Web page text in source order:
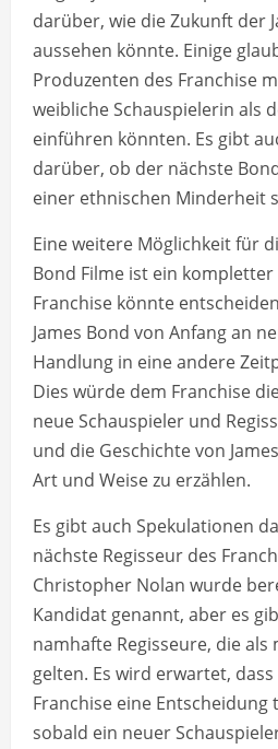
darüber, wie die Zukunft der
aussehen könnte. Einige
Produzenten des Franchise
weibliche Schauspielerin als
einführen könnten. Es gibt
darüber, ob der nächste
einer ethnischen Minderheit
Eine weitere Möglichkeit für
Bond Filme ist ein
Franchise könnte
James Bond von Anfang an
Handlung in eine andere
Dies würde dem Franchise
neue Schauspieler und
und die Geschichte von
Art und Weise zu erzählen.
Es gibt auch Spekulationen
nächste Regisseur des
Christopher Nolan wurde
Kandidat genannt, aber es
namhafte Regisseure, die
gelten. Es wird erwartet,
Franchise eine
sobald ein neuer